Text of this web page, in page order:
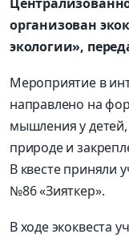
организован
экологии»,
Мероприятие в
направлено на
мышления у
природе и
В квесте приняли
№86 «Зияткер».
В ходе экоквеста